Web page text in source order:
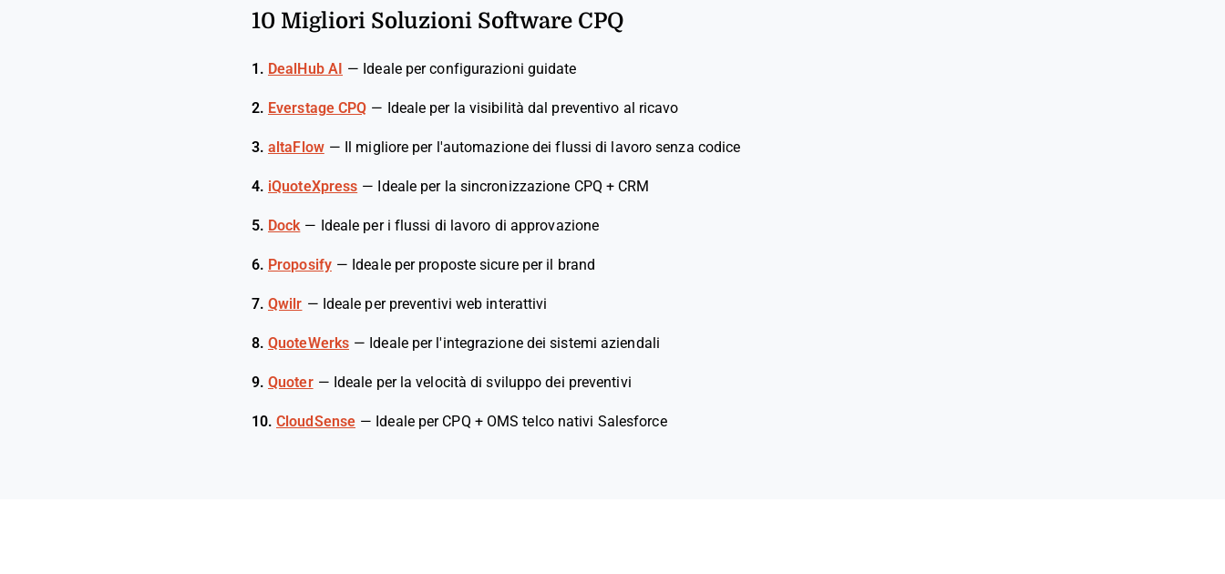
10 Migliori Soluzioni Software CPQ
1. DealHub AI — Ideale per configurazioni guidate
2. Everstage CPQ — Ideale per la visibilità dal preventivo al ricavo
3. altaFlow — Il migliore per l'automazione dei flussi di lavoro senza codice
4. iQuoteXpress — Ideale per la sincronizzazione CPQ + CRM
5. Dock — Ideale per i flussi di lavoro di approvazione
6. Proposify — Ideale per proposte sicure per il brand
7. Qwilr — Ideale per preventivi web interattivi
8. QuoteWerks — Ideale per l'integrazione dei sistemi aziendali
9. Quoter — Ideale per la velocità di sviluppo dei preventivi
10. CloudSense — Ideale per CPQ + OMS telco nativi Salesforce